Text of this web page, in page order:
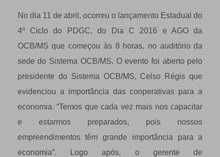
No dia 11 de abril, ocorreu o lançamento Estadual do
4º Ciclo do PDGC, do Dia C 2016 e AGO da
OCB/MS que começou às 8 horas, no auditório da
sede do Sistema OCB/MS. O evento foi aberto pelo
presidente do Sistema OCB/MS, Celso Régis que
evidenciou a importância das cooperativas para a
economia. “Temos que cada vez mais nos capacitar
e estarmos preparados, pois nossos
empreendimentos têm grande importância para a
economia”. Logo após, o gerente de